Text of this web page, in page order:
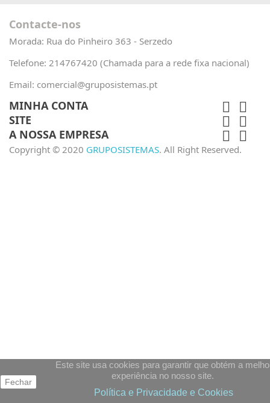
Contacte-nos
Morada: Rua do Pinheiro 363 - Serzedo
Telefone: 214767420 (Chamada para a rede fixa nacional)
Email: comercial@gruposistemas.pt
MINHA CONTA  
SITE  
A NOSSA EMPRESA  
Fechar
Este site usa cookies para garantir que obtém a
experiência no nosso site.
Política e Privacidade e Cookies
Copyright © 2020 GRUPOSISTEMAS. All Right Reserved.